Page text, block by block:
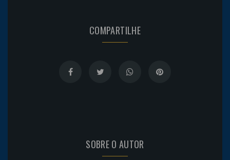
COMPARTILHE
SOBRE O AUTOR